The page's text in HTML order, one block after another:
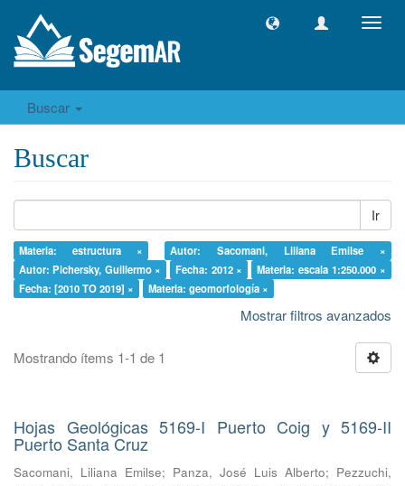
Buscar
Buscar
Ir
Materia: estructura ×
Autor: Sacomani, Liliana Emilse ×
Autor: Pichersky, Guillermo ×
Fecha: 2012 ×
Materia: escala 1:250.000 ×
Fecha: [2010 TO 2019] ×
Materia: geomorfología ×
Mostrar filtros avanzados
Mostrando ítems 1-1 de 1
Hojas Geológicas 5169-I Puerto Coig y 5169-II
Puerto Santa Cruz
Sacomani, Liliana Emilse; Panza, José Luis Alberto; Pezzuchi,